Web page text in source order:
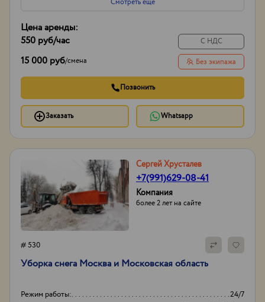
Смотреть еще
Цена аренды:
550 руб/час
15 000 руб/смена
С НДС
Без экипажа
Позвонить
Заказать Whatsapp
Сергей Хрусталев
+7(991)629-08-41
Компания
более 2 лет на сайте
# 530
Уборка снега Москва и Московская область
Режим работы:
24/7